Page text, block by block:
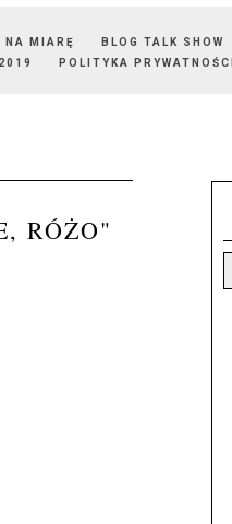
NA MIARĘ BLOG TALK SHOW
POLITYKA PRYWATNOŚCI
RÓŻO"